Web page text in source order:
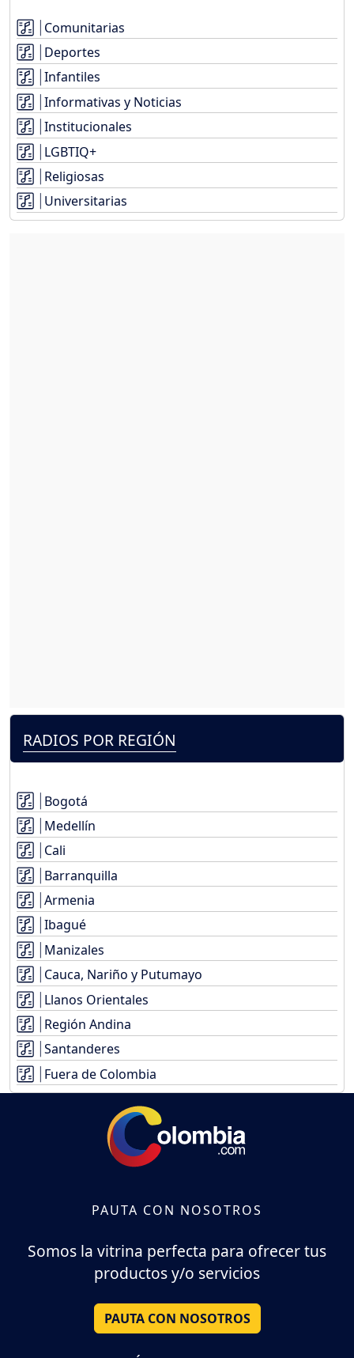
Comunitarias
Deportes
Infantiles
Informativas y Noticias
Institucionales
LGBTIQ+
Religiosas
Universitarias
RADIOS POR REGIÓN
Bogotá
Medellín
Cali
Barranquilla
Armenia
Ibagué
Manizales
Cauca, Nariño y Putumayo
Llanos Orientales
Región Andina
Santanderes
Fuera de Colombia
PAUTA CON NOSOTROS
Somos la vitrina perfecta para ofrecer tus
productos y/o servicios
PAUTA CON NOSOTROS